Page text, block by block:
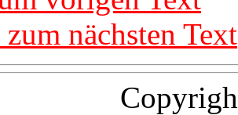
nächsten Text